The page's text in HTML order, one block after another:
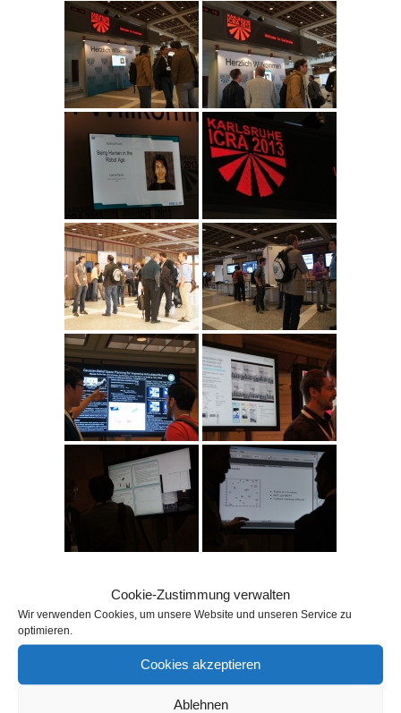
Cookie-Zustimmung verwalten
Wir verwenden Cookies, um unsere Website und unseren Service zu
optimieren.
Cookies akzeptieren
Ablehnen
1 2 3 ►